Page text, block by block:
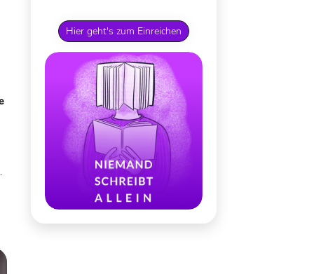
Hier geht's zum Einreichen